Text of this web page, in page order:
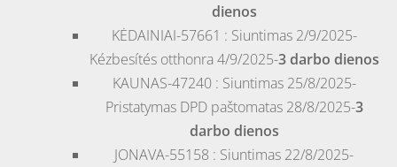
dienos
KĖDAINIAI-57661 : Siuntimas 2/9/2025-
Kézbesítés otthonra 4/9/2025-3 darbo dienos
KAUNAS-47240 : Siuntimas 25/8/2025-
Pristatymas DPD paštomatas 28/8/2025-3
darbo dienos
JONAVA-55158 : Siuntimas 22/8/2025-